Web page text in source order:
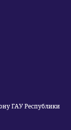
ГАУ Республики